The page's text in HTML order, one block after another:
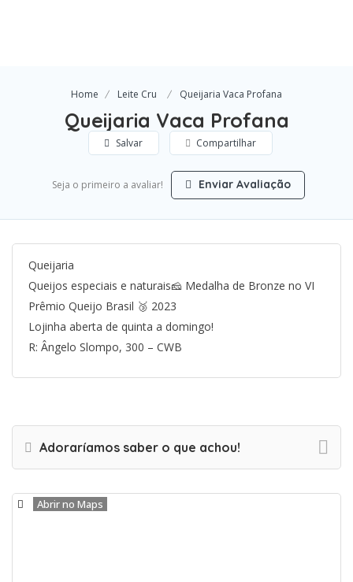
Home Leite Cru Queijaria Vaca Profana
Queijaria Vaca Profana
Salvar Compartilhar
Seja o primeiro a avaliar! Enviar Avaliação
Queijaria
Queijos especiais e naturais🧀 Medalha de Bronze no VI
Prêmio Queijo Brasil 🥉 2023
Lojinha aberta de quinta a domingo!
R: Ângelo Slompo, 300 – CWB
Adoraríamos saber o que achou!
Abrir no Maps